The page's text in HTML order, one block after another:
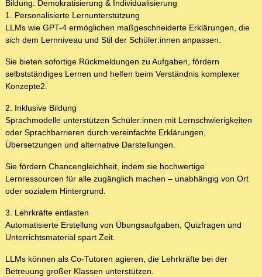
Bildung: Demokratisierung & Individualisierung
1. Personalisierte Lernunterstützung
LLMs wie GPT-4 ermöglichen maßgeschneiderte Erklärungen, die
sich dem Lernniveau und Stil der Schüler:innen anpassen.
Sie bieten sofortige Rückmeldungen zu Aufgaben, fördern
selbstständiges Lernen und helfen beim Verständnis komplexer
Konzepte2.
2. Inklusive Bildung
Sprachmodelle unterstützen Schüler:innen mit Lernschwierigkeiten
oder Sprachbarrieren durch vereinfachte Erklärungen,
Übersetzungen und alternative Darstellungen.
Sie fördern Chancengleichheit, indem sie hochwertige
Lernressourcen für alle zugänglich machen – unabhängig von Ort
oder sozialem Hintergrund.
3. Lehrkräfte entlasten
Automatisierte Erstellung von Übungsaufgaben, Quizfragen und
Unterrichtsmaterial spart Zeit.
LLMs können als Co-Tutoren agieren, die Lehrkräfte bei der
Betreuung großer Klassen unterstützen.